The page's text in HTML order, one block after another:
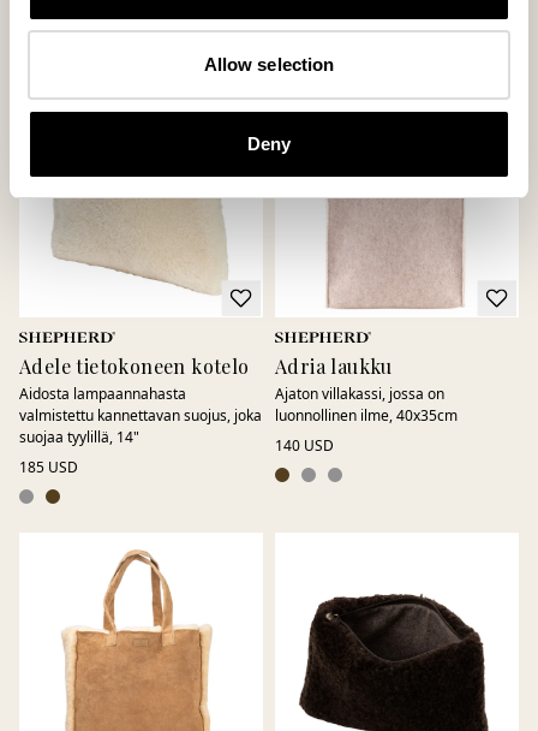
Allow selection
Deny
Adele tietokoneen kotelo
Aidosta lampaannahasta
valmistettu kannettavan suojus, joka
suojaa tyylillä, 14"
185 USD
Adria laukku
Ajaton villakassi, jossa on
luonnollinen ilme, 40x35cm
140 USD